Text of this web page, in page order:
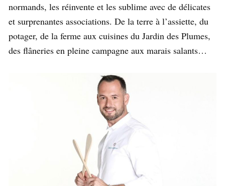
normands, les réinvente et les sublime avec de délicates
et surprenantes associations. De la terre à l’assiette, du
potager, de la ferme aux cuisines du Jardin des Plumes,
des flâneries en pleine campagne aux marais salants…